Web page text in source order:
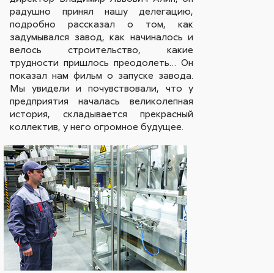
радушно принял нашу делегацию,
подробно рассказал о том, как
задумывался завод, как начиналось и
велось строительство, какие
трудности пришлось преодолеть… Он
показал нам фильм о запуске завода.
Мы увидели и почувствовали, что у
предприятия началась великолепная
история, складывается прекрасный
коллектив, у него огромное будущее.